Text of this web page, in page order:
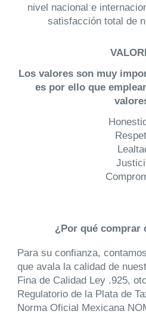
nivel nacional e
satisfacción total de
Los valores son muy
es por ello que
¿Por qué comprar
Para su confianza,
que avala la calidad de
Fina de Calidad Ley .925,
Regulatorio de la Plata de
Norma Oficial Mexicana